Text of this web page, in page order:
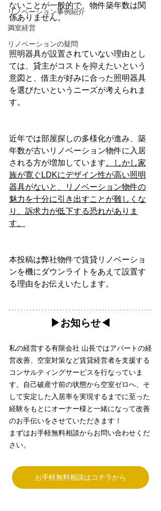
リノベーション事例紹介
満室経営
リノベーションの疑問
ないことが一般的で、物件築年数は関
係ありません。
照明器具が設置されていない理由とし
ては、貸主がコストを抑えたいという
意図と、借主が好みに合った照明器具
を選びたいというニーズが考えられま
す。
近年では部屋探しの多様化が進み、築
年数が古いリノベーション物件に入居
される方が増加しています。しかし家
族が寛ぐLDKにデザイン性が高い照明
器具がないと、リノベーション物件の
魅力を十分に引き出すことが難しくな
り、訴求力が低下する恐れがありま
す。
本投稿は弊社物件で賃貸リノベーショ
ンを機にダウンライトをあえて設置す
る理由をお伝えいたします。
▶︎お知らせ◀︎
私の経営する有限会社 山長ではアパートの経
営改善、空室対策など賃貸経営者を支援する
コンサルティングサービスを行なっていま
す。自己破産寸前の状態から空室ゼロへ、そ
して安定した入居率を実現するまでに至った
経験をもとにオーナー様と一緒になって改善
のお手伝いをさせていただきます！
まずはお手軽無料相談からお問い合わせくだ
さい。
お手軽無料相談はコチラから